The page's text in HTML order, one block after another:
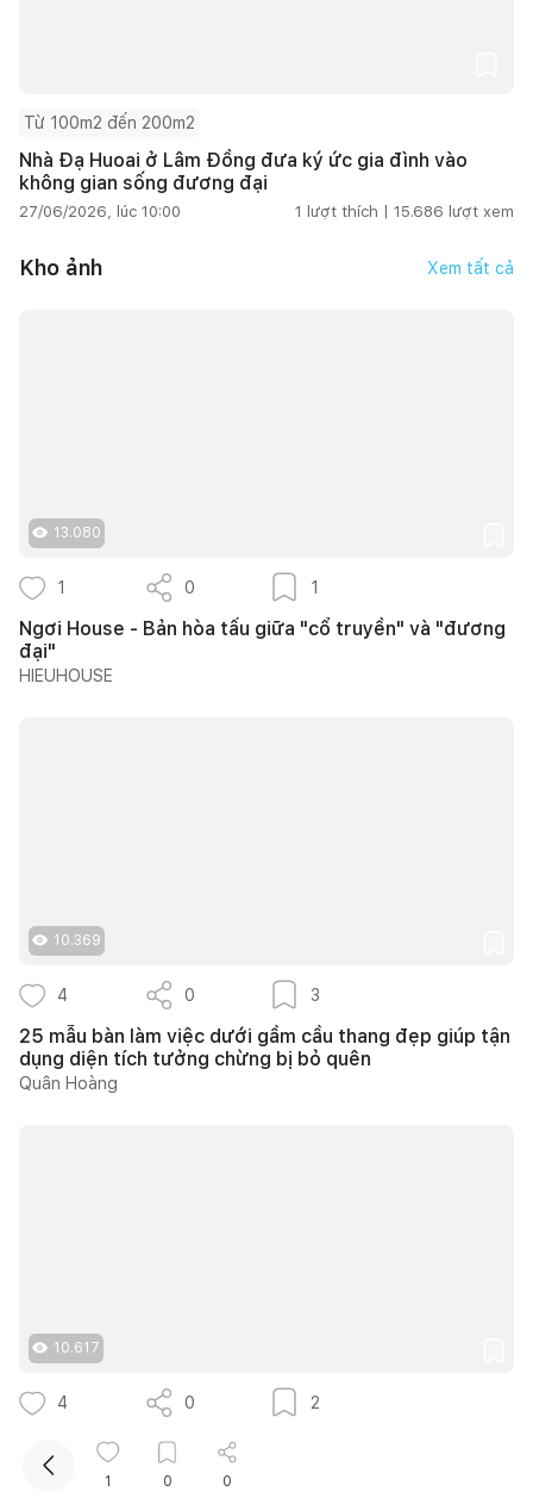
Từ 100m2 đến 200m2
Nhà Đạ Huoai ở Lâm Đồng đưa ký ức gia đình vào
không gian sống đương đại
27/06/2026, lúc 10:00 1 lượt thích | 15.686 lượt xem
Kho ảnh Xem tất cả
13.080
1 0 1
Ngơi House - Bản hòa tấu giữa "cổ truyền" và "đương
đại"
HIEUHOUSE
10.369
4 0 3
25 mẫu bàn làm việc dưới gầm cầu thang đẹp giúp tận
dụng diện tích tưởng chừng bị bỏ quên
Quân Hoàng
10.617
4 0 2
30 mẫu bàn làm việc trong phòng ngủ đẹp với nhiều
cách bố trí thông minh cho mọi diện tích
Phương Trang
1 0 0